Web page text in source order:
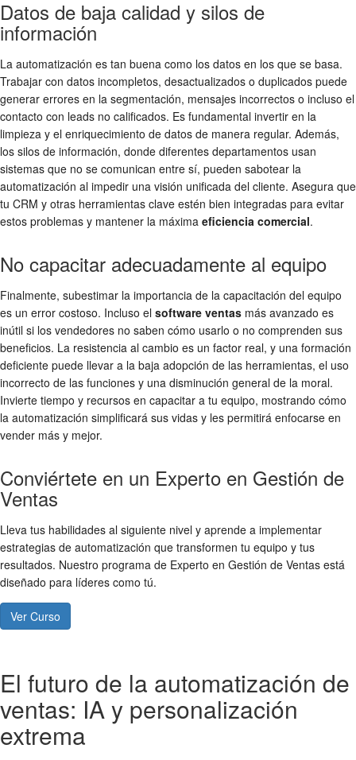
Datos de baja calidad y silos de
información
La automatización es tan buena como los datos en los que se basa.
Trabajar con datos incompletos, desactualizados o duplicados puede
generar errores en la segmentación, mensajes incorrectos o incluso el
contacto con leads no calificados. Es fundamental invertir en la
limpieza y el enriquecimiento de datos de manera regular. Además,
los silos de información, donde diferentes departamentos usan
sistemas que no se comunican entre sí, pueden sabotear la
automatización al impedir una visión unificada del cliente. Asegura que
tu CRM y otras herramientas clave estén bien integradas para evitar
estos problemas y mantener la máxima eficiencia comercial.
No capacitar adecuadamente al equipo
Finalmente, subestimar la importancia de la capacitación del equipo
es un error costoso. Incluso el software ventas más avanzado es
inútil si los vendedores no saben cómo usarlo o no comprenden sus
beneficios. La resistencia al cambio es un factor real, y una formación
deficiente puede llevar a la baja adopción de las herramientas, el uso
incorrecto de las funciones y una disminución general de la moral.
Invierte tiempo y recursos en capacitar a tu equipo, mostrando cómo
la automatización simplificará sus vidas y les permitirá enfocarse en
vender más y mejor.
Conviértete en un Experto en Gestión de
Ventas
Lleva tus habilidades al siguiente nivel y aprende a implementar
estrategias de automatización que transformen tu equipo y tus
resultados. Nuestro programa de Experto en Gestión de Ventas está
diseñado para líderes como tú.
Ver Curso
El futuro de la automatización de
ventas: IA y personalización
extrema